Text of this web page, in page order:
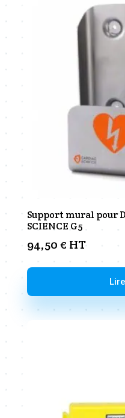
Support mural pour
SCIENCE G5
94,50€ HT